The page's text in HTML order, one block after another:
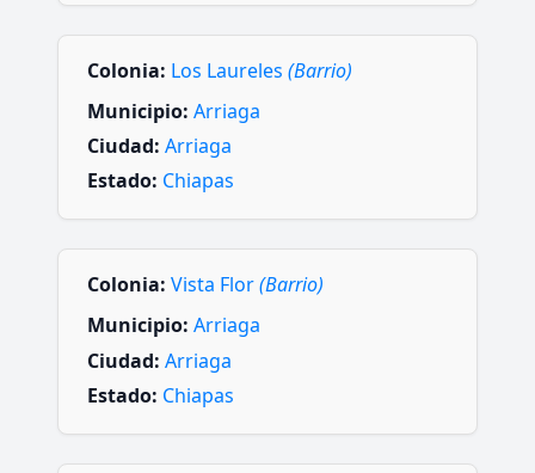
Colonia: Los Laureles (Barrio)
Municipio: Arriaga
Ciudad: Arriaga
Estado: Chiapas
Colonia: Vista Flor(Barrio)
Municipio: Arriaga
Ciudad: Arriaga
Estado: Chiapas